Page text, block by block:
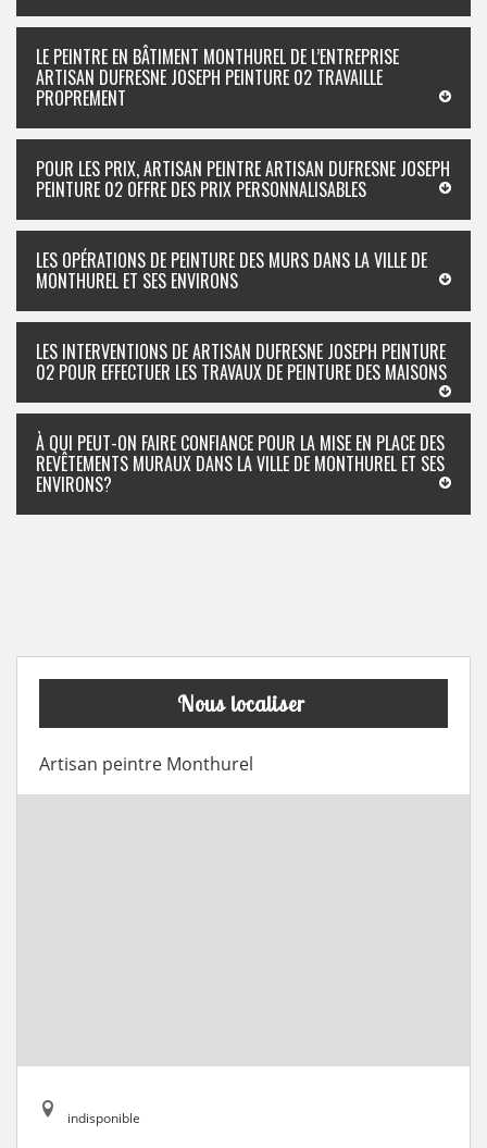
LE PEINTRE EN BÂTIMENT MONTHUREL DE L’ENTREPRISE
ARTISAN DUFRESNE JOSEPH PEINTURE 02 TRAVAILLE
PROPREMENT
POUR LES PRIX, ARTISAN PEINTRE ARTISAN DUFRESNE JOSEPH
PEINTURE 02 OFFRE DES PRIX PERSONNALISABLES
LES OPÉRATIONS DE PEINTURE DES MURS DANS LA VILLE DE
MONTHUREL ET SES ENVIRONS
LES INTERVENTIONS DE ARTISAN DUFRESNE JOSEPH PEINTURE
02 POUR EFFECTUER LES TRAVAUX DE PEINTURE DES MAISONS
À QUI PEUT-ON FAIRE CONFIANCE POUR LA MISE EN PLACE DES
REVÊTEMENTS MURAUX DANS LA VILLE DE MONTHUREL ET SES
ENVIRONS?
Nous localiser
Artisan peintre Monthurel
indisponible